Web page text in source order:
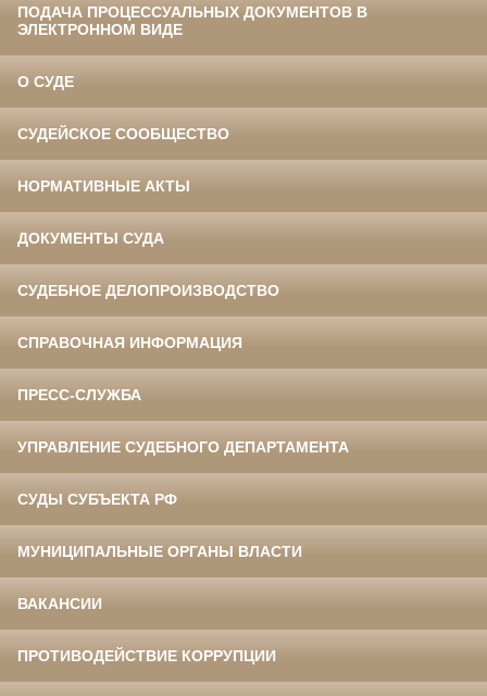
ПОДАЧА ПРОЦЕССУАЛЬНЫХ ДОКУМЕНТОВ В
ЭЛЕКТРОННОМ ВИДЕ
О СУДЕ
СУДЕЙСКОЕ СООБЩЕСТВО
НОРМАТИВНЫЕ АКТЫ
ДОКУМЕНТЫ СУДА
СУДЕБНОЕ ДЕЛОПРОИЗВОДСТВО
СПРАВОЧНАЯ ИНФОРМАЦИЯ
ПРЕСС-СЛУЖБА
УПРАВЛЕНИЕ СУДЕБНОГО ДЕПАРТАМЕНТА
СУДЫ СУБЪЕКТА РФ
МУНИЦИПАЛЬНЫЕ ОРГАНЫ ВЛАСТИ
ВАКАНСИИ
ПРОТИВОДЕЙСТВИЕ КОРРУПЦИИ